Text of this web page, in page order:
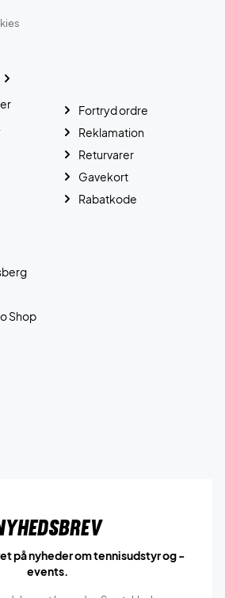
Fortryd ordre
Reklamation
Returvarer
Gavekort
Rabatkode
Shop
på nyheder om tennisudstyr og -
events.